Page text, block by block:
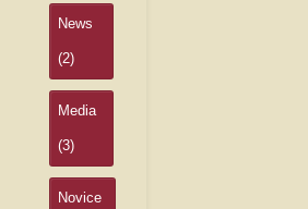
News
(2)
Media
(3)
Novice